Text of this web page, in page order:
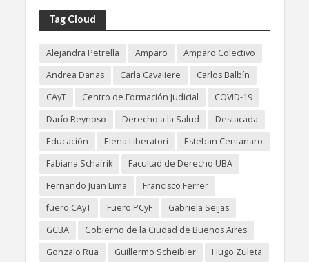
Tag Cloud
Alejandra Petrella Amparo
Amparo Colectivo
Andrea Danas
Carla Cavaliere
Carlos Balbín
CAyT
Centro de Formación Judicial
COVID-19
Darío Reynoso
Derecho a la Salud
Destacada
Educación
Elena Liberatori
Esteban Centanaro
Fabiana Schafrik
Facultad de Derecho UBA
Fernando Juan Lima
Francisco Ferrer
fuero CAyT
Fuero PCyF
Gabriela Seijas
GCBA
Gobierno de la Ciudad de Buenos Aires
Gonzalo Rua
Guillermo Scheibler
Hugo Zuleta